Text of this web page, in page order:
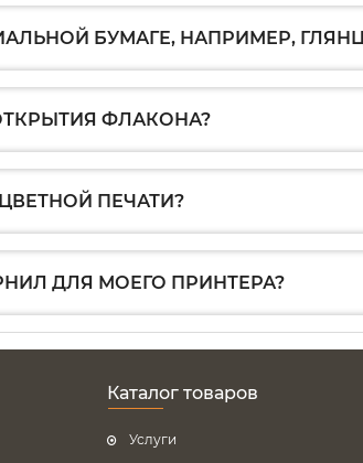
БУМАГЕ, НАПРИМЕР,
ФЛАКОНА?
ПЕЧАТИ?
ДЛЯ МОЕГО ПРИНТЕРА?
Каталог товаров
Услуги